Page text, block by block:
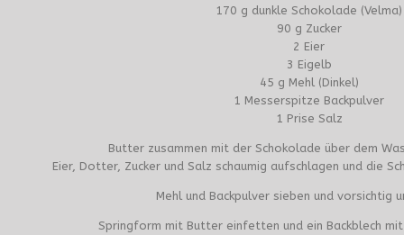
170 g dunkle Schokolade (Velma)
90 g Zucker
2 Eier
3 Eigelb
45 g Mehl (Dinkel)
1 Messerspitze Backpulver
1 Prise Salz
Butter zusammen mit der Schokolade über dem
Eier, Dotter, Zucker und Salz schaumig aufschlagen und die
Mehl und Backpulver sieben und vorsichtig
Springform mit Butter einfetten und ein Backblech